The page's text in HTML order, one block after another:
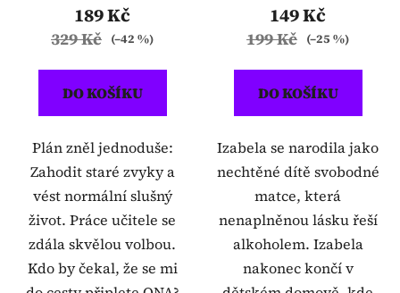
189 Kč
329 Kč (–42 %)
DO KOŠÍKU
Plán zněl jednoduše:
Zahodit staré zvyky a
vést normální slušný
život. Práce učitele se
zdála skvělou volbou.
Kdo by čekal, že se mi
149 Kč
199 Kč (–25 %)
DO KOŠÍKU
Izabela se narodila jako
nechtěné dítě svobodné
matce, která
nenaplněnou lásku řeší
alkoholem. Izabela
nakonec končí v